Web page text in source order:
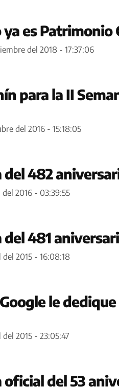
ya es
del 2018 - 17:37:06
para la II
del 2016 - 15:18:05
482
del 2016 - 03:39:55
481
del 2015 - 16:08:18
le
del 2015 - 23:05:47
oficial del 53